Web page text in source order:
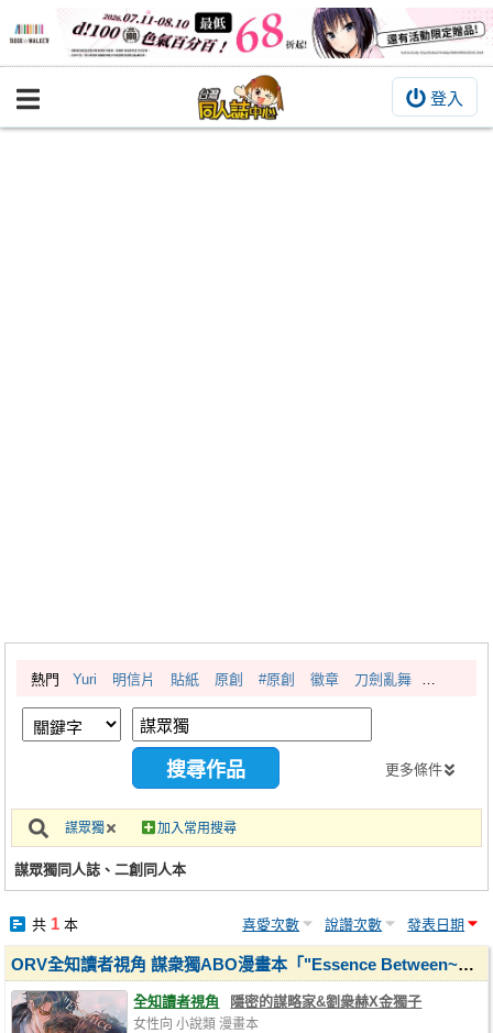
登入
BOOKY書集倉庫
繪圖藝廊
交流中心
攤位轉讓區
會員中心
註冊會員
熱門 Yuri 明信片 貼紙 原創 #原創 徽章 刀劍亂舞
更多條件
謀眾獨 加入常用搜尋
謀眾獨同人誌、二創同人本
共 1本 喜愛次數 說讚次數 發表日期
ORV全知讀者視角 謀衆獨ABO漫畫本「"Essence Between~雙宿之間" 」Ep.1
全知讀者視角 隱密的謀略家&劉衆赫X金獨子
女性向 小說類 漫畫本